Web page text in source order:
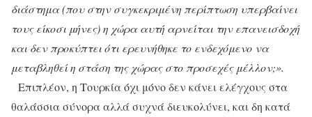
διάστημα (που στην συγκεκριμένη περίπτωση υπερβαίνει
τους είκοσι μήνες) η χώρα αυτή αρνείται την επανεισδοχή
και δεν προκύπτει ότι ερευνήθηκε το ενδεχόμενο να
μεταβληθεί η στάση της χώρας στο προσεχές μέλλον;».
Επιπλέον, η Τουρκία όχι μόνο δεν κάνει ελέγχους στα
θαλάσσια σύνορα αλλά συχνά διευκολύνει, και δη κατά